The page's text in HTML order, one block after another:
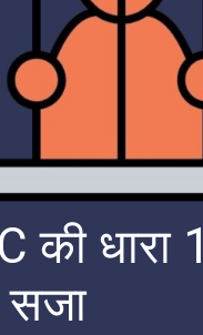
की धारा
सजा